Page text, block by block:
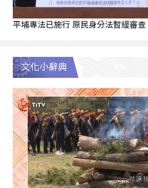
平埔專法已施行 原民身分法暫緩審查
文化小辭典